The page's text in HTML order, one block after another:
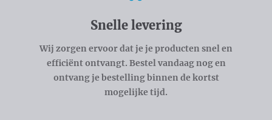
Snelle levering
Wij zorgen ervoor dat je je producten snel en
efficiënt ontvangt. Bestel vandaag nog en
ontvang je bestelling binnen de kortst
mogelijke tijd.